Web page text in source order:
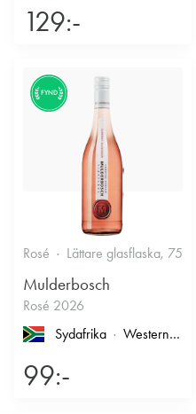
129:-
FYND
Rosé Lättare glasflaska, 750ml
Mulderbosch
Rosé 2026
Sydafrika
Western Cape
99:-